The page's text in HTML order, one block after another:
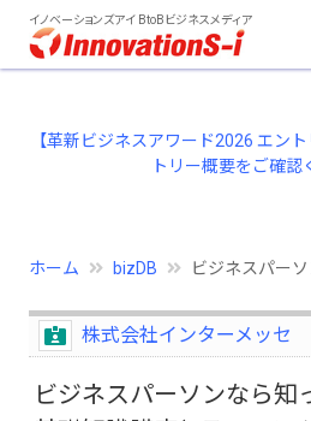
イノベーションズアイ BtoBビジネスメディア
【革新ビジネスアワード2026 エン
トリー概要をご確認
ホーム bizDB ビジネスパー
株式会社インターメッセ
ビジネスパーソンなら知